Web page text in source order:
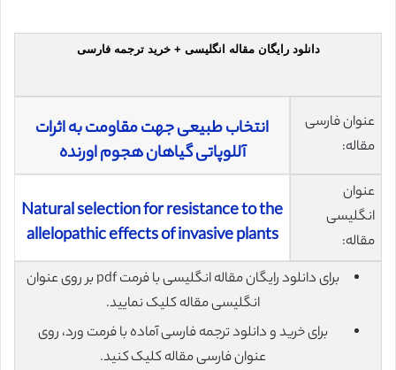
دانلود رایگان مقاله انگلیسی + خرید ترجمه فارسی
عنوان فارسی
مقاله:
انتخاب طبیعی جهت مقاومت به اثرات
آللوپاتی گیاهان هجوم اورنده
عنوان
انگلیسی
مقاله:
Natural selection for resistance to the
allelopathic effects of invasive plants
برای دانلود رایگان مقاله انگلیسی با فرمت pdf بر روی عنوان
انگلیسی مقاله کلیک نمایید.
برای خرید و دانلود ترجمه فارسی آماده با فرمت ورد، روی
عنوان فارسی مقاله کلیک کنید.